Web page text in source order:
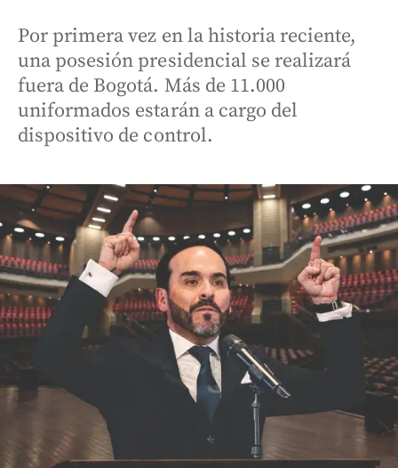
Por primera vez en la historia reciente,
una posesión presidencial se realizará
fuera de Bogotá. Más de 11.000
uniformados estarán a cargo del
dispositivo de control.